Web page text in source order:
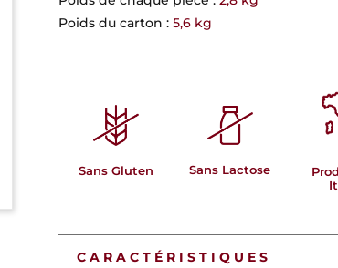
Poids du carton : 5,6 kg
Sans Gluten Sans Lactose
CARACTÉRISTIQUES